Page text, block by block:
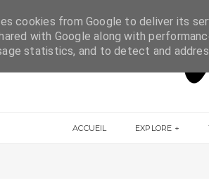
ACCUEIL EXPLORE
cookies from Google to deliver its
with Google along with
statistics, and to detect and